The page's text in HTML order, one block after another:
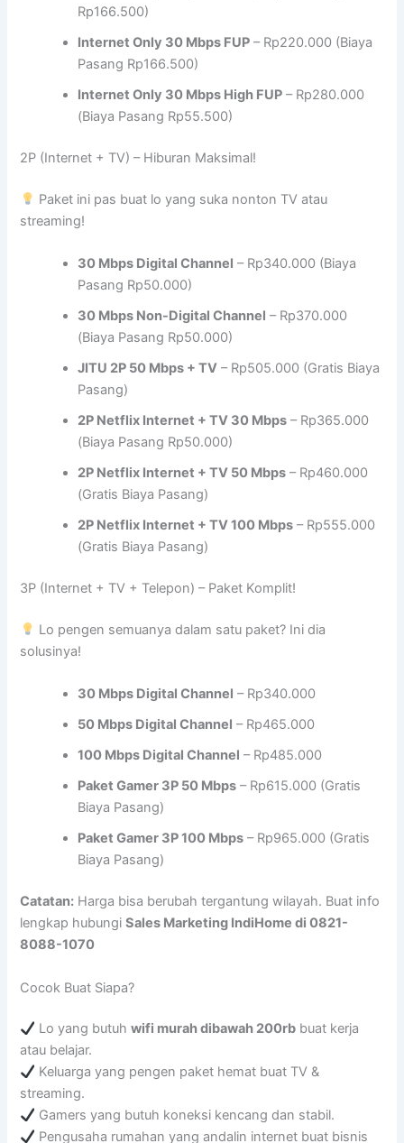
Rp166.500)
Internet Only 30 Mbps FUP – Rp220.000 (Biaya
Pasang Rp166.500)
Internet Only 30 Mbps High FUP – Rp280.000
(Biaya Pasang Rp55.500)
2P (Internet + TV) – Hiburan Maksimal!
Paket ini pas buat lo yang suka nonton TV atau
streaming!
30 Mbps Digital Channel – Rp340.000 (Biaya
Pasang Rp50.000)
30 Mbps Non-Digital Channel – Rp370.000
(Biaya Pasang Rp50.000)
JITU 2P 50 Mbps + TV – Rp505.000 (Gratis Biaya
Pasang)
2P Netflix Internet + TV 30 Mbps – Rp365.000
(Biaya Pasang Rp50.000)
2P Netflix Internet + TV 50 Mbps – Rp460.000
(Gratis Biaya Pasang)
2P Netflix Internet + TV 100 Mbps – Rp555.000
(Gratis Biaya Pasang)
3P (Internet + TV + Telepon) – Paket Komplit!
Lo pengen semuanya dalam satu paket? Ini dia
solusinya!
30 Mbps Digital Channel – Rp340.000
50 Mbps Digital Channel – Rp465.000
100 Mbps Digital Channel – Rp485.000
Paket Gamer 3P 50 Mbps – Rp615.000 (Gratis
Biaya Pasang)
Paket Gamer 3P 100 Mbps – Rp965.000 (Gratis
Biaya Pasang)
Catatan: Harga bisa berubah tergantung wilayah. Buat info
lengkap hubungiSales Marketing IndiHome di 0821-
8088-1070
Cocok Buat Siapa?
Lo yang butuhwifi murah dibawah 200rb buat kerja
atau belajar.
Keluarga yang pengen paket hemat buat TV &
streaming.
Gamers yang butuh koneksi kencang dan stabil.
Pengusaha rumahan yang andalin internet buat bisnis